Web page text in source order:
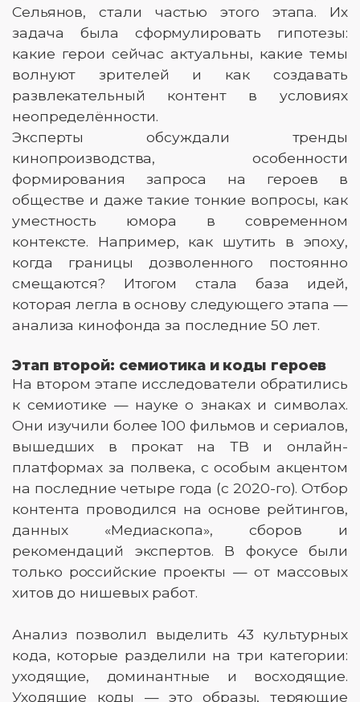
Сельянов, стали частью этого этапа. Их
задача была сформулировать гипотезы:
какие герои сейчас актуальны, какие темы
волнуют зрителей и как создавать
развлекательный контент в условиях
неопределённости.
Эксперты обсуждали тренды
кинопроизводства, особенности
формирования запроса на героев в
обществе и даже такие тонкие вопросы, как
уместность юмора в современном
контексте. Например, как шутить в эпоху,
когда границы дозволенного постоянно
смещаются? Итогом стала база идей,
которая легла в основу следующего этапа —
анализа кинофонда за последние 50 лет.
Этап второй: семиотика и коды героев
На втором этапе исследователи обратились
к семиотике — науке о знаках и символах.
Они изучили более 100 фильмов и сериалов,
вышедших в прокат на ТВ и онлайн-
платформах за полвека, с особым акцентом
на последние четыре года (с 2020-го). Отбор
контента проводился на основе рейтингов,
данных «Медиаскопа», сборов и
рекомендаций экспертов. В фокусе были
только российские проекты — от массовых
хитов до нишевых работ.
Анализ позволил выделить 43 культурных
кода, которые разделили на три категории:
уходящие, доминантные и восходящие.
Уходящие коды — это образы, теряющие